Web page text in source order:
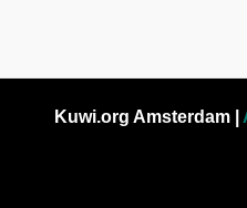
Kuwi.org Amsterdam |